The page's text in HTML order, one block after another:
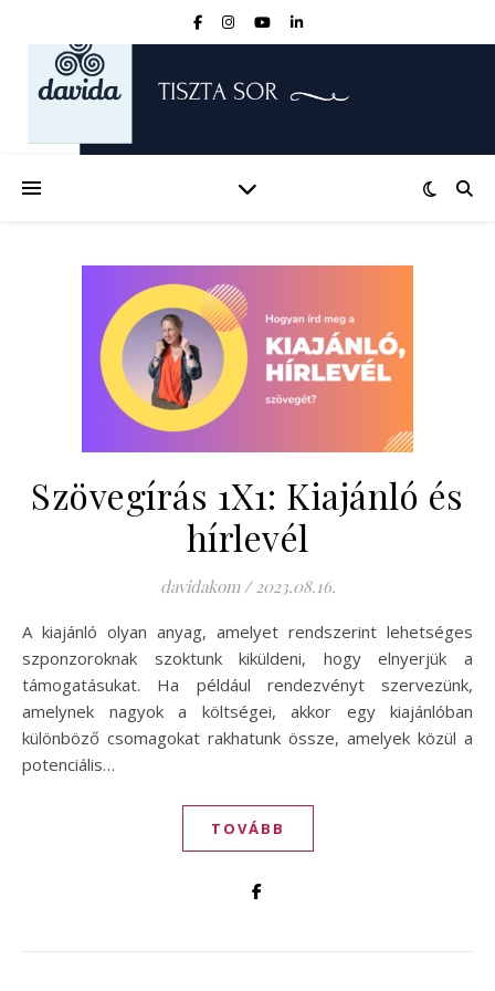
Szövegírás 1X1: Kiajánló és
hírlevél
davidakom / 2023.08.16.
A kiajánló olyan anyag, amelyet rendszerint lehetséges
szponzoroknak szoktunk kiküldeni, hogy elnyerjük a
támogatásukat. Ha például rendezvényt szervezünk,
amelynek nagyok a költségei, akkor egy kiajánlóban
különböző csomagokat rakhatunk össze, amelyek közül a
potenciális…
TOVÁBB